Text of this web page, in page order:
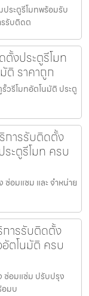
ระตูรีโมทพร้อมรับ
รับติดต
ตั้งประตูรีโมท
ติ ราคาถูก
วรีโมทอัตโนมัติ ประตู
การรับติดตั้ง
ะตูรีโมท ครบ
อมแซม และ จำหน่าย
ารรับติดตั้ง
ตโนมัติ ครบ
ซ่อมแซ่ม ปรับปรุง
อมบ